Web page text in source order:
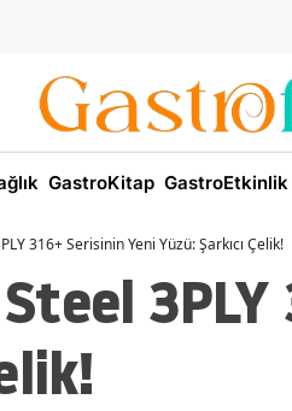
GastroKitap GastroEtkinlik
316+ Serisinin Yeni Yüzü: Şarkıcı Çelik!